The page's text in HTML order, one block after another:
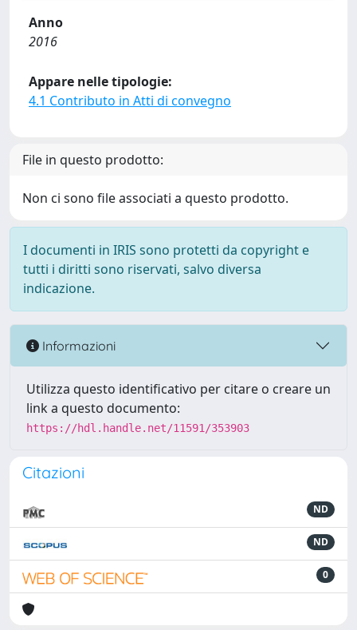
Anno
2016
Appare nelle tipologie:
4.1 Contributo in Atti di convegno
File in questo prodotto:
Non ci sono file associati a questo prodotto.
I documenti in IRIS sono protetti da copyright e
tutti i diritti sono riservati, salvo diversa
indicazione.
Informazioni
Utilizza questo identificativo per citare o creare un
link a questo documento:
https://hdl.handle.net/11591/353903
Citazioni
ND
ND
0